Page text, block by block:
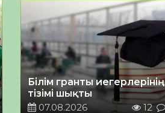
Білім гранты иегерлерінің
тізімі шықты
07.08.2026
12